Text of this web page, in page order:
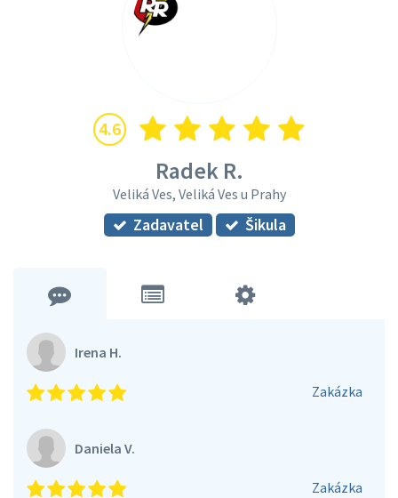
4.6
Radek R.
Veliká Ves, Veliká Ves u Prahy
Zadavatel Šikula
Irena H.
Zakázka
Daniela V.
Zakázka